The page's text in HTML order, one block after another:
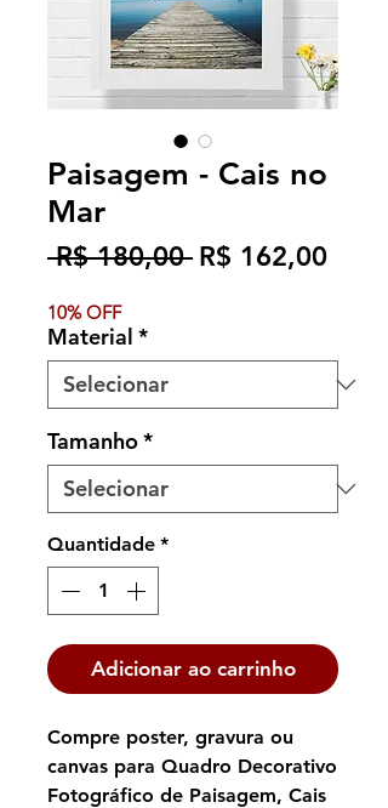
Paisagem - Cais no
Mar
R$ 180,00 Preço
R$ 162,00Preço
10% OFF
Material *
Tamanho*
Quantidade *
Adicionar ao carrinho
Compre poster, gravura ou
canvas para Quadro Decorativo
Fotográfico de Paisagem, Cais